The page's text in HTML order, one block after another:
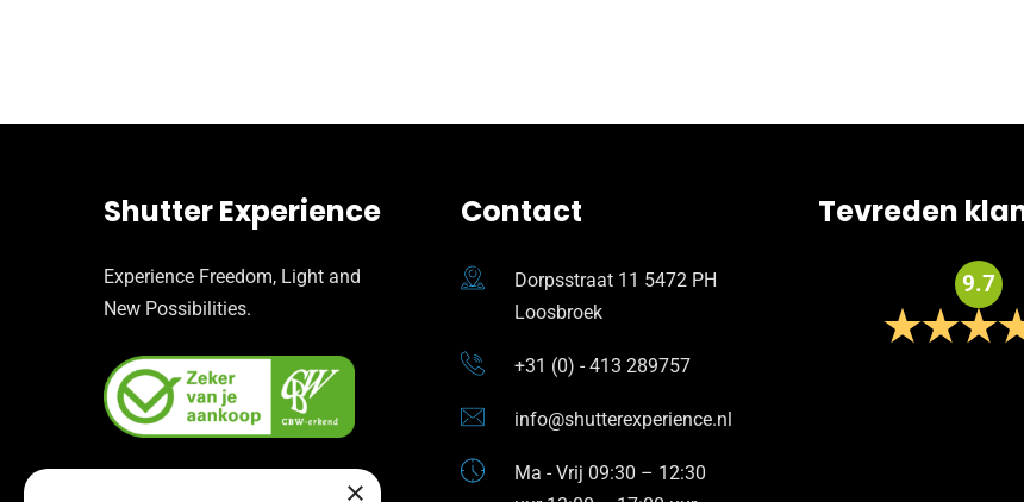
Shutter Experience
Experience Freedom, Light and
New Possibilities.
Contact
Dorpsstraat 11 5472 PH
Loosbroek
+31 (0) - 413 289757
info@shutterexperience.nl
Ma - Vrij 09:30 – 12:30
Tevreden
9.7
×